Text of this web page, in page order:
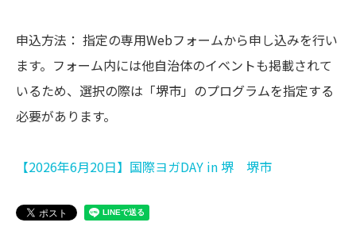
申込方法： 指定の専用Webフォームから申し込みを行い
ます。フォーム内には他自治体のイベントも掲載されて
いるため、選択の際は「堺市」のプログラムを指定する
必要があります。
【2026年6月20日】国際ヨガDAY in 堺 堺市